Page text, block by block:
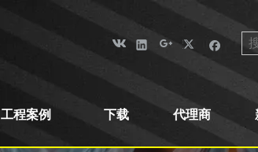
工程案例 下载 代理商